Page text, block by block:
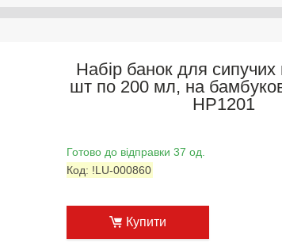
Набір банок для сипучих
шт по 200 мл, на
HP1201
Готово до відправки 37 од.
Код: !LU-000860
Купити